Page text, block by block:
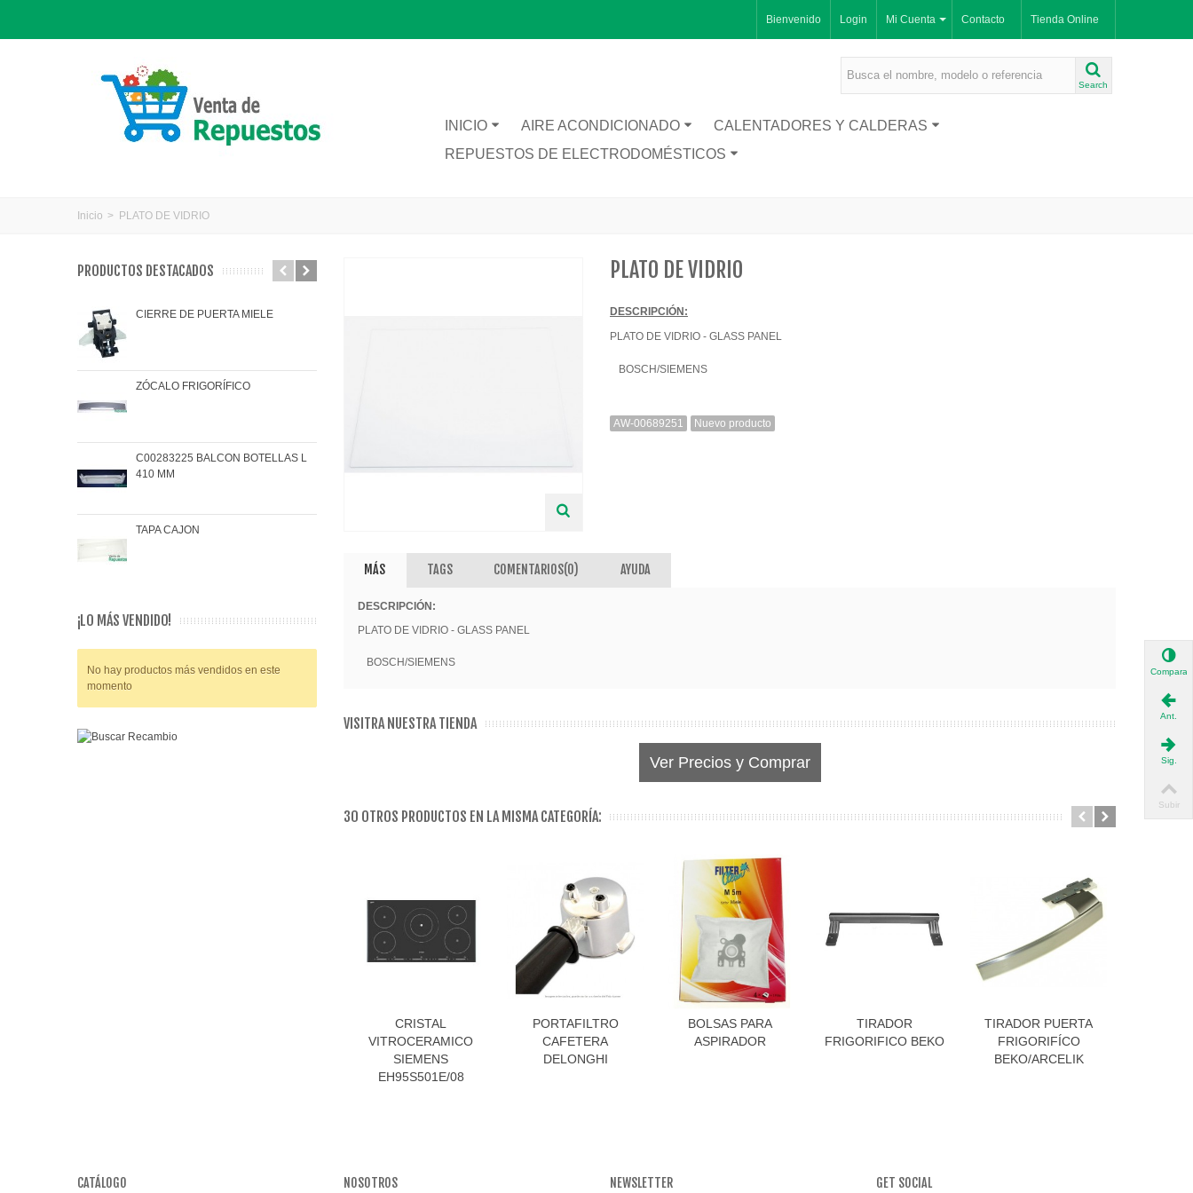
Tienda Online
Contacto
Mi Cuenta
Bienvenido Login
Search
INICIO AIRE ACONDICIONADO
CALENTADORES Y CALDERAS
REPUESTOS DE ELECTRODOMÉSTICOS
Inicio > PLATO DE VIDRIO
PRODUCTOS DESTACADOS
CIERRE DE PUERTA MIELE
ZÓCALO FRIGORÍFICO
C00283225 BALCON BOTELLAS L
410 MM
TAPA CAJON
¡LO MÁS VENDIDO!
No hay productos más vendidos en este
momento
PLATO DE VIDRIO
DESCRIPCIÓN:
PLATO DE VIDRIO - GLASS PANEL
BOSCH/SIEMENS
AW-00689251 Nuevo producto
MÁS TAGS COMENTARIOS(0) AYUDA
DESCRIPCIÓN:
PLATO DE VIDRIO - GLASS PANEL
BOSCH/SIEMENS
VISITRA NUESTRA TIENDA
Ver Precios y Comprar
30 OTROS PRODUCTOS EN LA MISMA CATEGORÍA:
CRISTAL
VITROCERAMICO
SIEMENS
EH95S501E/08
PORTAFILTRO
CAFETERA
DELONGHI
BOLSAS PARA
ASPIRADOR
TIRADOR
FRIGORIFICO BEKO
TIRADOR PUERTA
FRIGORIFÍCO
BEKO/ARCELIK
CATÁLOGO NOSOTROS NEWSLETTER GET SOCIAL
Comparar
Ant.
Sig.
Subir